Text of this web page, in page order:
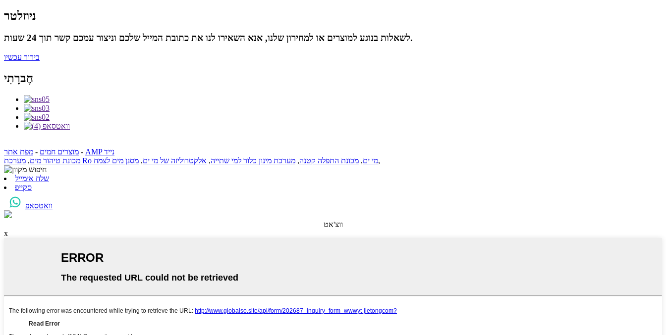
ניוזלטר
לשאלות בנוגע למוצרים או למחירון שלנו, אנא השאירו לנו את כתובת המייל שלכם וניצור עמכם קשר תוך 24 שעות.
בירור עכשיו
חֶברָתִי
מוצרים חמים - מפת אתר -
AMP נייד
מכונת טיהור מים, מערכת Ro מי ים, מכונת התפלה קטנה, מערכת מינון כלור למי שתייה, אלקטרוליזה של מי ים, מסנן מים לצמח ,
שלח אימייל
סקייפ
וואטסאפ
ווצ'אט
x